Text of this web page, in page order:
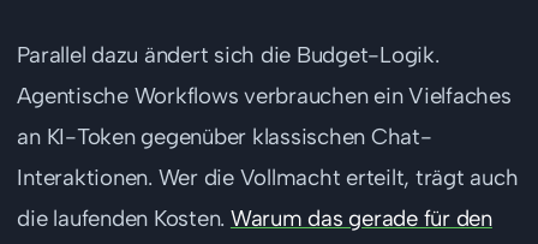
Parallel dazu ändert sich die Budget-Logik.
Agentische Workflows verbrauchen ein Vielfaches
an KI-Token gegenüber klassischen Chat-
Interaktionen. Wer die Vollmacht erteilt, trägt auch
die laufenden Kosten. Warum das gerade für den